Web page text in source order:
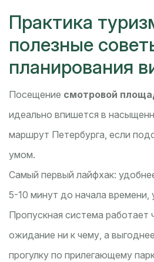
Практика
полезные
планирования
Посещение смотровой
идеально впишется в
маршрут Петербурга, если
умом.
Самый первый лайфхак:
5-10 минут до начала времени,
Пропускная система работает
ожидание ни к чему, а
прогулку по прилегающему